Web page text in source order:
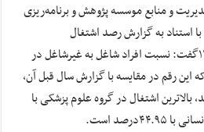
و منابع موسسه پژوهش و برنامه‌ریزی
استناد به گزارش رصد اشتغال
دانش‌آموختگان سال ۱۳۹۷-۱۳۹۶گفت: نسبت افراد شاغل به غیرشاغل در
بوده که این رقم در مقایسه با گزارش سال قبل آن،
بالاترین اشتغال در گروه علوم پزشکی با